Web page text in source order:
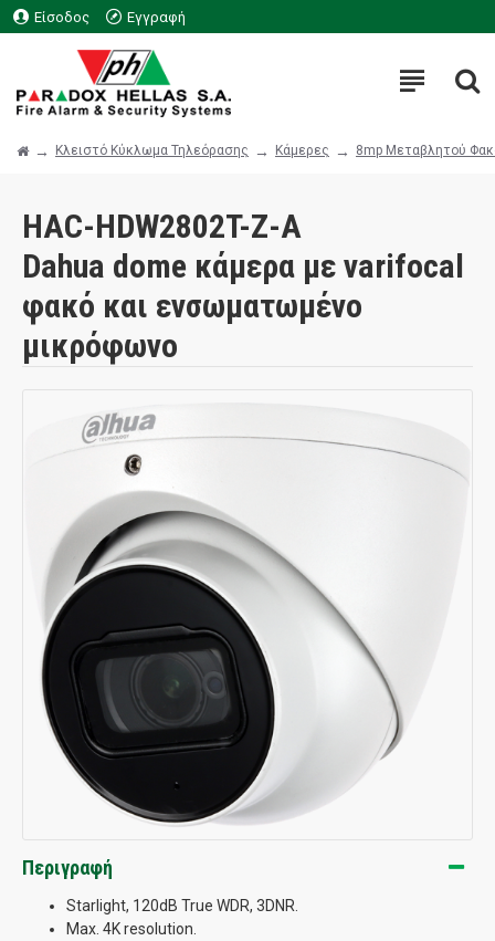
Είσοδος Εγγραφή
Κλειστό Κύκλωμα Τηλεόρασης Κάμερες 8mp Μεταβλητού
HAC-HDW2802T-Z-A
Dahua dome κάμερα με varifocal
φακό και ενσωματωμένο
μικρόφωνο
Περιγραφή
Starlight, 120dB True WDR, 3DNR.
Max. 4K resolution.